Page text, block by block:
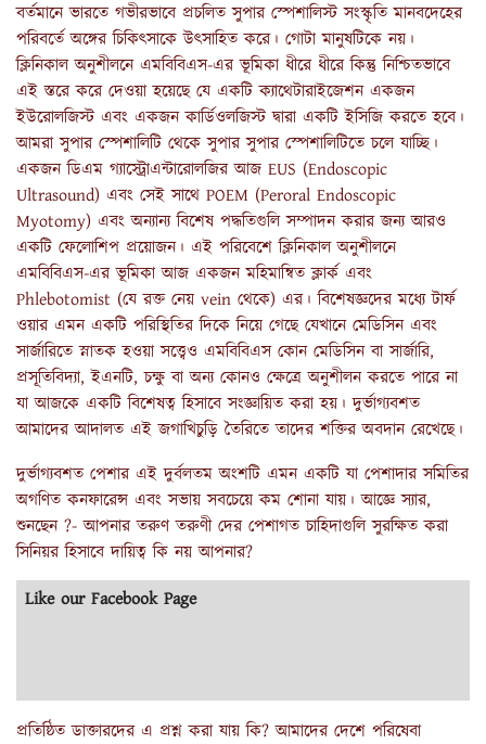
বর্তমানে ভারতে গভীরভাবে প্রচলিত সুপার স্পেশালিস্ট সংস্কৃতি মানবদেহের
পরিবর্তে অঙ্গের চিকিৎসাকে উৎসাহিত করে। গোটা মানুষটিকে নয়।
ক্লিনিকাল অনুশীলনে এমবিবিএস-এর ভূমিকা ধীরে ধীরে কিন্তু নিশ্চিতভাবে
এই স্তরে করে দেওয়া হয়েছে যে একটি ক্যাথেটারাইজেশন একজন
ইউরোলজিস্ট এবং একজন কার্ডিওলজিস্ট দ্বারা একটি ইসিজি করতে হবে।
আমরা সুপার স্পেশালিটি থেকে সুপার সুপার স্পেশালিটিতে চলে যাচ্ছি।
একজন ডিএম গ্যাস্ট্রোএন্টারোলজির আজ EUS (Endoscopic
Ultrasound) এবং সেই সাথে POEM (Peroral Endoscopic
Myotomy) এবং অন্যান্য বিশেষ পদ্ধতিগুলি সম্পাদন করার জন্য আরও
একটি ফেলোশিপ প্রয়োজন। এই পরিবেশে ক্লিনিকাল অনুশীলনে
এমবিবিএস-এর ভূমিকা আজ একজন মহিমান্বিত ক্লার্ক এবং
Phlebotomist (যে রক্ত নেয় vein থেকে) এর। বিশেষজ্ঞদের মধ্যে টার্ফ
ওয়ার এমন একটি পরিস্থিতির দিকে নিয়ে গেছে যেখানে মেডিসিন এবং
সার্জারিতে স্নাতক হওয়া সত্ত্বেও এমবিবিএস কোন মেডিসিন বা সার্জারি,
প্রসূতিবিদ্যা, ইএনটি, চক্ষু বা অন্য কোনও ক্ষেত্রে অনুশীলন করতে পারে না
যা আজকে একটি বিশেষত্ব হিসাবে সংজ্ঞায়িত করা হয়। দুর্ভাগ্যবশত
আমাদের আদালত এই জগাখিচুড়ি তৈরিতে তাদের শক্তির অবদান রেখেছে।
দুর্ভাগ্যবশত পেশার এই দুর্বলতম অংশটি এমন একটি যা পেশাদার সমিতির
অগণিত কনফারেন্স এবং সভায় সবচেয়ে কম শোনা যায়। আজ্ঞে স্যার,
শুনছেন ?- আপনার তরুণ তরুণী দের পেশাগত চাহিদাগুলি সুরক্ষিত করা
সিনিয়র হিসাবে দায়িত্ব কি নয় আপনার?
Like our Facebook Page
প্রতিষ্ঠিত ডাক্তারদের এ প্রশ্ন করা যায় কি? আমাদের দেশে পরিষেবা